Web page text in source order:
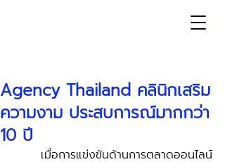
Agency Thailand คลินิกเสริม
ความงาม ประสบการณ์มากกว่า
10 ปี